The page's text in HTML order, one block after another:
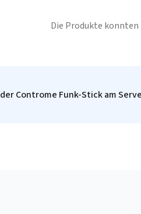
Die Produkte
der Controme Funk-Stick am